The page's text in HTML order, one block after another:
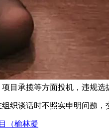
目承揽等方面投机，违规选
谈话时不照实申明问题，
（榆林凝